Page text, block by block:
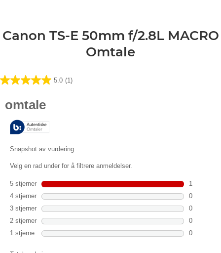
Canon TS-E 50mm f/2.8L MACRO
Omtale
5.0 (1)
5.0
omtale